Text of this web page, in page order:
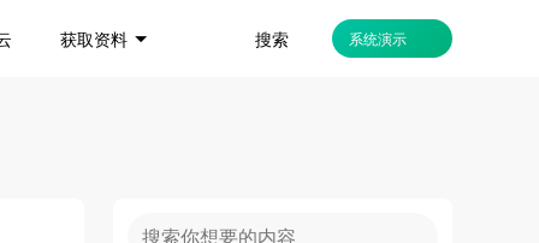
获取资料 搜索 系统演示